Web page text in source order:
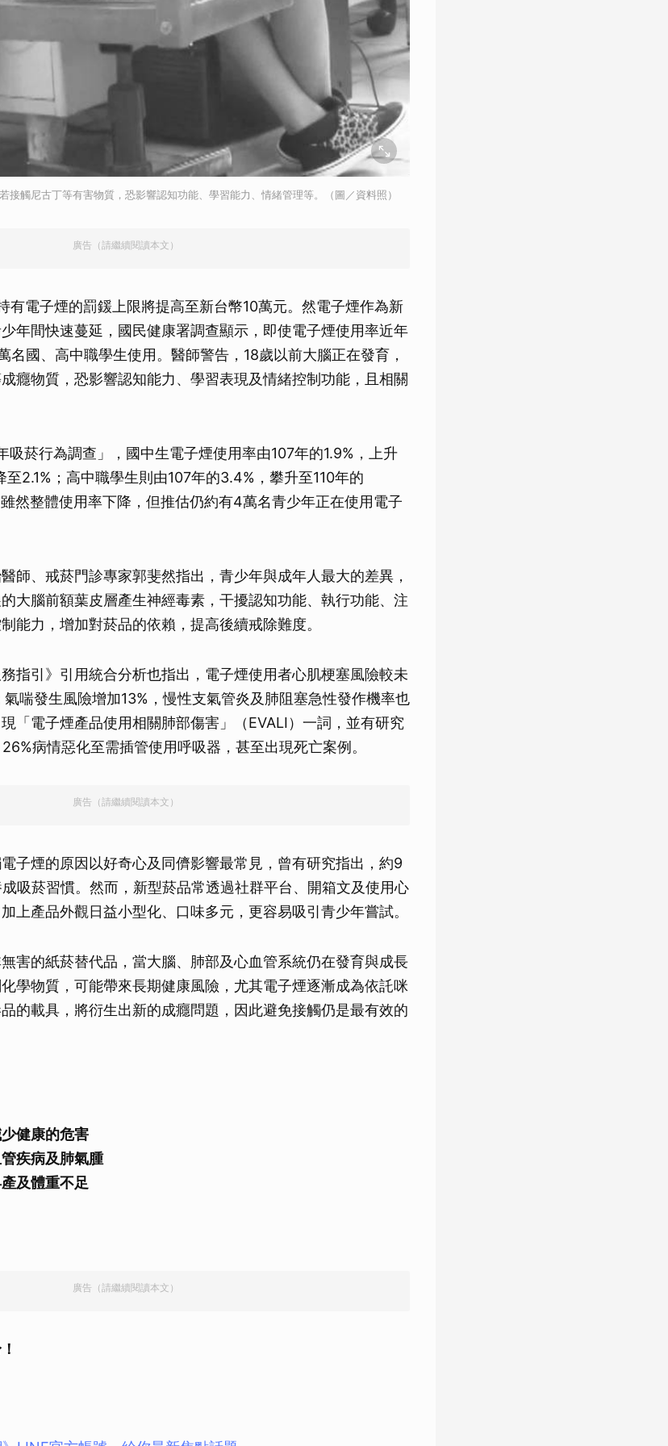
接觸尼古丁等有害物質，恐影響認知功能、學習能力、情緒管理等。（圖／資料照）
廣告（請繼續閱讀本文）
有電子煙的罰鍰上限將提高至新台幣10萬元。然電子煙作為新
年間快速蔓延，國民健康署調查顯示，即使電子煙使用率近年
名國、高中職學生使用。醫師警告，18歲以前大腦正在發育，
癮物質，恐影響認知能力、學習表現及情緒控制功能，且相關
吸菸行為調查」，國中生電子煙使用率由107年的1.9%，上升
至2.1%；高中職學生則由107年的3.4%，攀升至110年的
然整體使用率下降，但推估仍約有4萬名青少年正在使用電子
師、戒菸門診專家郭斐然指出，青少年與成年人最大的差異，
大腦前額葉皮層產生神經毒素，干擾認知功能、執行功能、注
能力，增加對菸品的依賴，提高後續戒除難度。
指引》引用統合分析也指出，電子煙使用者心肌梗塞風險較未
喘發生風險增加13%，慢性支氣管炎及肺阻塞急性發作機率也
「電子煙產品使用相關肺部傷害」（EVALI）一詞，並有研究
病情惡化至需插管使用呼吸器，甚至出現死亡案例。
廣告（請繼續閱讀本文）
子煙的原因以好奇心及同儕影響最常見，曾有研究指出，約9
吸菸習慣。然而，新型菸品常透過社群平台、開箱文及使用心
上產品外觀日益小型化、口味多元，更容易吸引青少年嘗試。
害的紙菸替代品，當大腦、肺部及心血管系統仍在發育與成長
學物質，可能帶來長期健康風險，尤其電子煙逐漸成為依託咪
的載具，將衍生出新的成癮問題，因此避免接觸仍是最有效的
健康的危害
疾病及肺氣腫
及體重不足
廣告（請繼續閱讀本文）